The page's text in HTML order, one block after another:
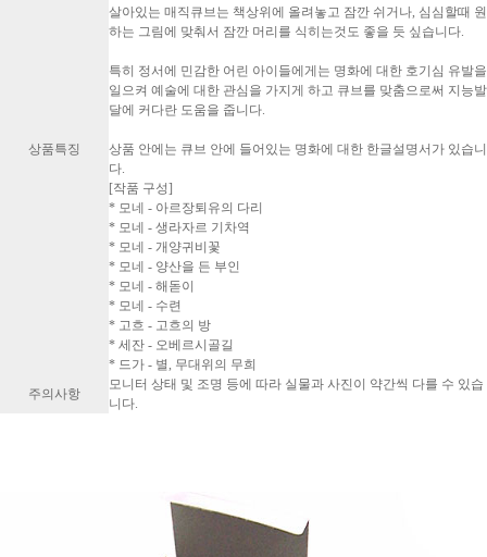
상품특징
살아있는 매직큐브는 책상위에 올려놓고 잠깐 쉬거나, 심심할때 원
하는 그림에 맞춰서 잠깐 머리를 식히는것도 좋을 듯 싶습니다.
특히 정서에 민감한 어린 아이들에게는 명화에 대한 호기심 유발을
일으켜 예술에 대한 관심을 가지게 하고 큐브를 맞춤으로써 지능발
달에 커다란 도움을 줍니다.
상품 안에는 큐브 안에 들어있는 명화에 대한 한글설명서가 있습니
다.
[작품 구성]
* 모네 - 아르장퇴유의 다리
* 모네 - 생라자르 기차역
* 모네 - 개양귀비꽃
* 모네 - 양산을 든 부인
* 모네 - 해돋이
* 모네 - 수련
* 고흐 - 고흐의 방
* 세잔 - 오베르시골길
* 드가 - 별, 무대위의 무희
주의사항
모니터 상태 및 조명 등에 따라 실물과 사진이 약간씩 다를 수 있습
니다.